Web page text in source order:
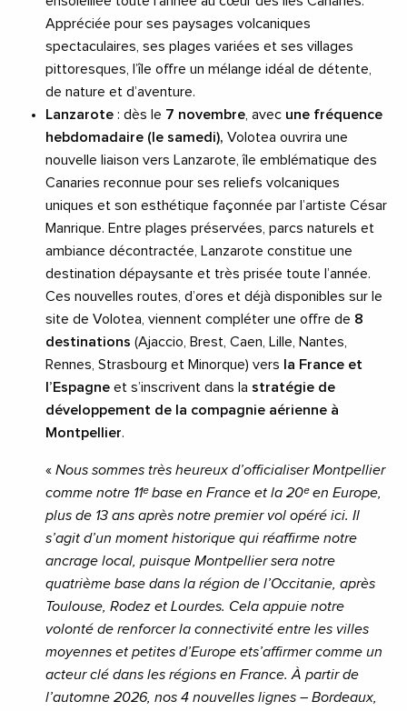
Appréciée pour ses paysages volcaniques
spectaculaires, ses plages variées et ses villages
pittoresques, l’île offre un mélange idéal de détente,
de nature et d’aventure.
Lanzarote : dès le 7 novembre , avec une fréquence
hebdomadaire (le samedi), Volotea ouvrira une
nouvelle liaison vers Lanzarote, île emblématique des
Canaries reconnue pour ses reliefs volcaniques
uniques et son esthétique façonnée par l’artiste César
Manrique. Entre plages préservées, parcs naturels et
ambiance décontractée, Lanzarote constitue une
destination dépaysante et très prisée toute l’année.
Ces nouvelles routes, d’ores et déjà disponibles sur le
site de Volotea, viennent compléter une offre de 8
destinations (Ajaccio, Brest, Caen, Lille, Nantes,
Rennes, Strasbourg et Minorque) vers
la France et
l’Espagne et s’inscrivent dans la stratégie de
développement de la compagnie aérienne à
Montpellier.
« Nous sommes très heureux d’officialiser Montpellier
comme notre 11ᵉ base en France et la 20ᵉ en Europe,
plus de 13 ans après notre premier vol opéré ici. Il
s’agit d’un moment historique qui réaffirme notre
ancrage local, puisque Montpellier sera notre
quatrième base dans la région de l’Occitanie, après
Toulouse, Rodez et Lourdes. Cela appuie notre
volonté de renforcer la connectivité entre les villes
moyennes et petites d’Europe ets’affirmer comme un
acteur clé dans les régions en France. À partir de
l’automne 2026, nos 4 nouvelles lignes – Bordeaux,